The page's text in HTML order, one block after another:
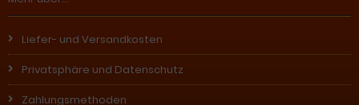
Liefer- und Versandkosten
Privatsphäre und Datenschutz
Zahlungsmethoden